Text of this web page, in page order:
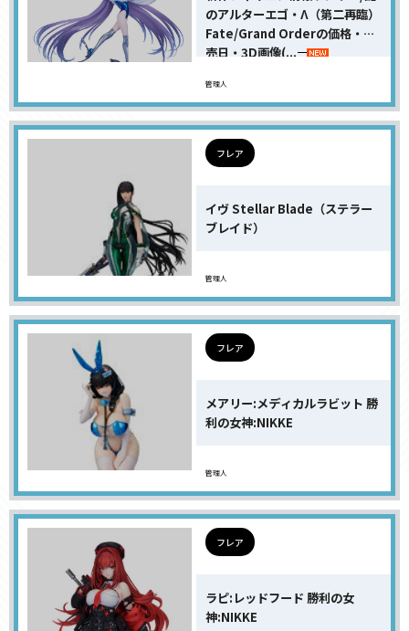
のアルターエゴ・Λ（第二再臨）
Fate/Grand Orderの価格・発
売日・3D画像(...
管理人
フレア
イヴ Stellar Blade（ステラー
ブレイド）
管理人
フレア
メアリー:メディカルラビット 勝
利の女神:NIKKE
管理人
フレア
ラピ:レッドフード 勝利の女
神:NIKKE